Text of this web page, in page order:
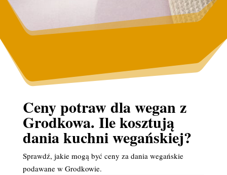
Ceny potraw dla wegan z
Grodkowa. Ile kosztują
dania kuchni wegańskiej?
Sprawdź, jakie mogą być ceny za dania wegańskie
podawane w Grodkowie.